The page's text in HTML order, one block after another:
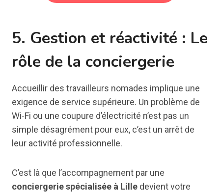
5. Gestion et réactivité : Le
rôle de la conciergerie
Accueillir des travailleurs nomades implique une
exigence de service supérieure. Un problème de
Wi-Fi ou une coupure d’électricité n’est pas un
simple désagrément pour eux, c’est un arrêt de
leur activité professionnelle.
C’est là que l’accompagnement par une
conciergerie spécialisée à Lille devient votre